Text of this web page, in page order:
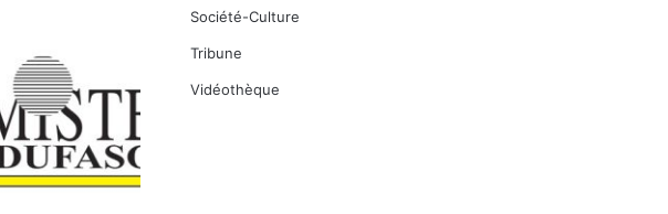
Société-Culture
Tribune
Vidéothèque